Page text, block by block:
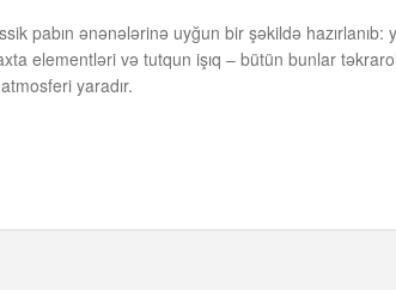
pabın ənənələrinə uyğun bir şəkildə hazırlanıb:
elementləri və tutqun işıq – bütün bunlar
yaradır.